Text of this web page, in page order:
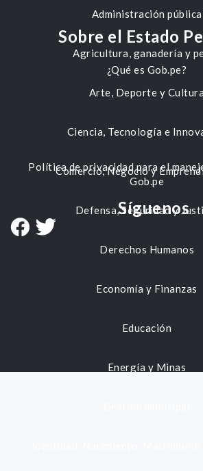
Administración pública
Agricultura, ganadería y
Arte, Deporte y Cultura
Ciencia, Tecnología e
Comercio, Negocio y
Defensa, Seguridad y
Derechos Humanos
Economía y Finanzas
Educación
Energía y Minas
Sobre el Estado
¿Qué es Gob.pe?
Política de privacidad para el
Gob.pe
Síguenos